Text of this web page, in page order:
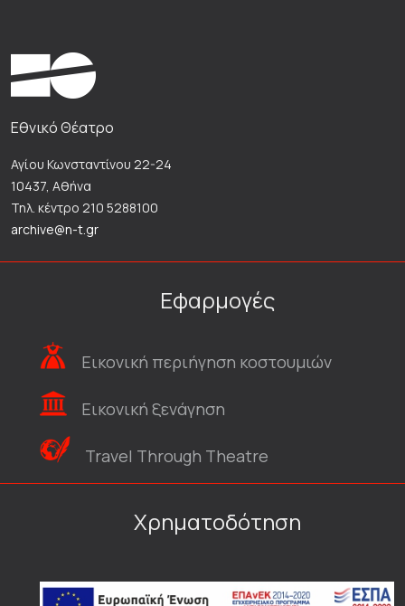
Εθνικό Θέατρο
Αγίου Κωνσταντίνου 22-24
10437, Αθήνα
Τηλ. κέντρο 210 5288100
archive@n-t.gr
Εφαρμογές
Εικονική περιήγηση κοστουμιών
Εικονική ξενάγηση
Travel Through Theatre
Χρηματοδότηση